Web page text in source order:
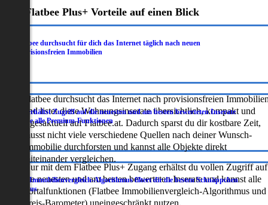
Flatbee Plus+ Vorteile auf einen Blick
Flatbee durchsucht für dich das Internet täglich nach neuen
provisionsfreien Immobilien
Flatbee durchsucht das Internet nach provisionsfreien
und listet diese Wohnungsinserate übersichtlich, kompakt und
tagesaktuell auf Flatbee.at. Dadurch sparst du dir kostbare Zeit,
musst nicht viele verschiedene Quellen nach deiner Wunsch-
Immobilie durchforsten und kannst alle Objekte direkt
miteinander vergleichen.
Du erhältst Zugriff auf die neuesten und am besten bewerteten Inserate
sowie alle Premium-Funktionen
Nur mit dem Flatbee Plus+ Zugang erhältst du vollen Zugriff auf
die neuesten und am besten bewerteten Inserate und kannst alle
Portalfunktionen (Flatbee Immobilienvergleich-Algorithmus und
Der Immobilienvergleich-Algorithmus filtert dir die besten Schnäppchen
heraus